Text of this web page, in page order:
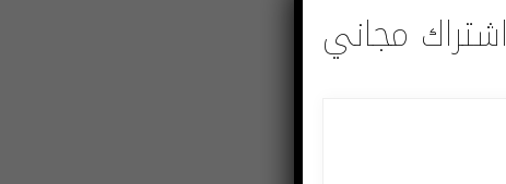
اشتراك مجاني